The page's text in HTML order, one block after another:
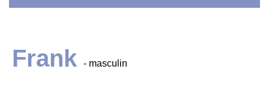
Frank - masculin